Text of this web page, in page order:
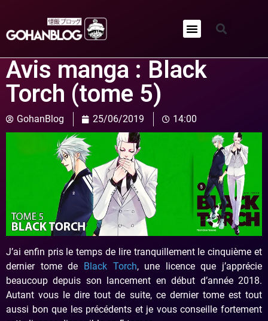
Avis manga : Black
Torch (tome 5)
GohanBlog 25/06/2019 14:00
J’ai enfin pris le temps de lire tranquillement le cinquième et
dernier tome de Black Torch, une licence que j’apprécie
beaucoup depuis son lancement en début d’année 2018.
Autant vous le dire tout de suite, ce dernier tome est tout
aussi bon que les précédents et je vous conseille fortement